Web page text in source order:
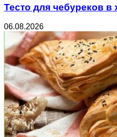
Тесто для чебуреков в
06.08.2026